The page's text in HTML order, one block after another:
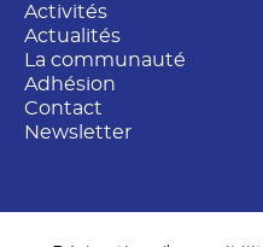
Activités
Actualités
La communauté
Adhésion
Contact
Newsletter